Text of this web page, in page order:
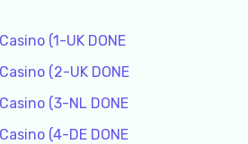
(1-UK DONE
(2-UK DONE
(3-NL DONE
(4-DE DONE